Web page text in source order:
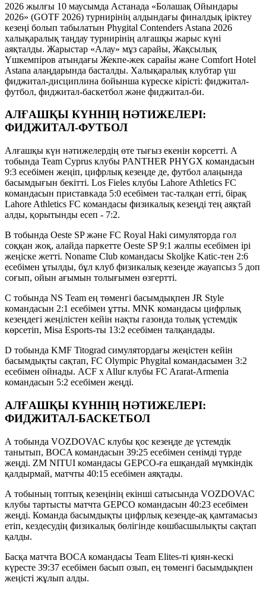
2026 жылғы 10 маусымда Астанада «Болашақ Ойындары
2026» (GOTF 2026) турнирінің алдындағы финалдық іріктеу
кезеңі болып табылатын Phygital Contenders Astana 2026
халықаралық таңдау турнирінің алғашқы жарыс күні
аяқталды. Жарыстар «Алау» мұз сарайы, Жақсылық
Үшкемпіров атындағы Жекпе-жек сарайы және Comfort Hotel
Astana алаңдарында басталды. Халықаралық клубтар үш
фиджитал-дисциплина бойынша күреске кірісті: фиджитал-
футбол, фиджитал-баскетбол және фиджитал-би.
АЛҒАШҚЫ КҮННІҢ НӘТИЖЕЛЕРІ:
ФИДЖИТАЛ-ФУТБОЛ
Алғашқы күн нәтижелердің өте тығыз екенін көрсетті. А
тобында Team Cyprus клубы PANTHER PHYGX командасын
9:3 есебімен жеңіп, цифрлық кезеңде де, футбол алаңында
басымдығын бекітті. Los Fieles клубы Lahore Athletics FC
командасын приставкада 5:0 есебімен тас-талқан етті, бірақ
Lahore Athletics FC командасы физикалық кезеңді тең аяқтай
алды, қорытынды есеп - 7:2.
В тобында Oeste SP және FC Royal Haki симуляторда гол
соққан жоқ, алайда паркетте Oeste SP 9:1 жалпы есебімен ірі
жеңіске жетті. Noname Club командасы Skoljke Katic-тен 2:6
есебімен ұтылды, бұл клуб физикалық кезеңде жауапсыз 5 доп
соғып, ойын ағымын толығымен өзгертті.
С тобында NS Team ең төменгі басымдықпен JR Style
командасын 2:1 есебімен ұтты. MNK командасы цифрлық
кезеңдегі жеңілістен кейін нақты газонда толық үстемдік
көрсетіп, Misa Esports-ты 13:2 есебімен талқандады.
D тобында KMF Titograd симулятордағы жеңістен кейін
басымдықты сақтап, FC Olympic Phygital командасымен 3:2
есебімен ойнады. ACF x Allur клубы FC Ararat-Armenia
командасын 5:2 есебімен жеңді.
АЛҒАШҚЫ КҮННІҢ НӘТИЖЕЛЕРІ:
ФИДЖИТАЛ-БАСКЕТБОЛ
А тобында VOZDOVAC клубы қос кезеңде де үстемдік
танытып, BOCA командасын 39:25 есебімен сенімді түрде
жеңді. ZM NITUI командасы GEPCO-ға ешқандай мүмкіндік
қалдырмай, матчты 40:15 есебімен аяқтады.
А тобының топтық кезеңінің екінші сатысында VOZDOVAC
клубы тартысты матчта GEPCO командасын 40:23 есебімен
жеңді. Команда басымдықты цифрлық кезеңде-ақ қамтамасыз
етіп, кездесудің физикалық бөлігінде көшбасшылықты сақтап
қалды.
Басқа матчта BOCA командасы Team Elites-ті қиян-кескі
күресте 39:37 есебімен басып озып, ең төменгі басымдықпен
жеңісті жұлып алды.